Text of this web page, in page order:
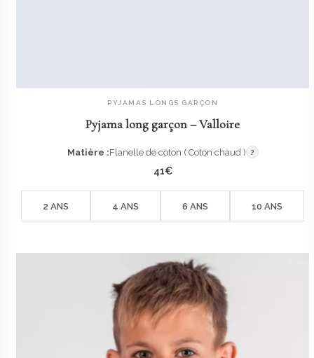
AJOUTER AU PANIER
PYJAMAS LONGS GARÇON
Pyjama long garçon – Valloire
Matière :Flanelle de coton ( Coton chaud ) ?
41€
2 ANS 4 ANS 6 ANS 10 ANS